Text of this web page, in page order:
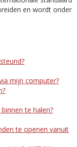
en wordt onder
mijn computer?
te halen?
te openen vanuit